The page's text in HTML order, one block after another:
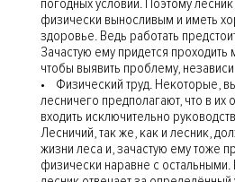
погодных условий. Поэтому
физически выносливым и иметь
здоровье. Ведь работать
Зачастую ему придется
чтобы выявить проблему,
• Физический труд. Некоторые,
лесничего предполагают, что в их
входить исключительно
Лесничий, так же, как и лесник,
жизни леса и, зачастую ему тоже
физически наравне с остальными.